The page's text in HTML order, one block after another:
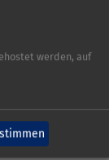
werden, auf